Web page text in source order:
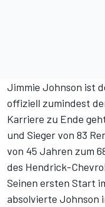
Jimmie Johnson ist
offiziell zumindest
Karriere zu Ende
und Sieger von 83
von 45 Jahren zum
des Hendrick-
Seinen ersten Start
absolvierte Johnson